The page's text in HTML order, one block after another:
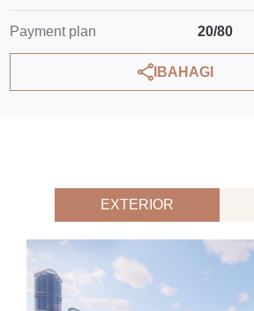
Payment plan 20/80
IBAHAGI
EXTERIOR